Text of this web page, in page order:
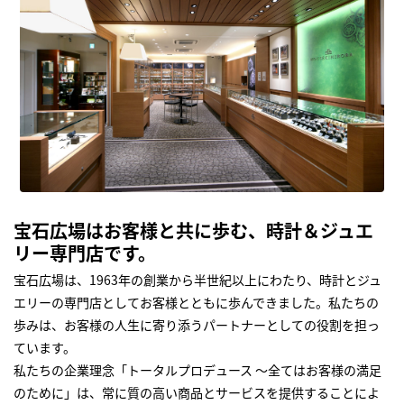
宝石広場はお客様と共に歩む、時計＆ジュエ
リー専門店です。
宝石広場は、1963年の創業から半世紀以上にわたり、時計とジュ
エリーの専門店としてお客様とともに歩んできました。私たちの
歩みは、お客様の人生に寄り添うパートナーとしての役割を担っ
ています。
私たちの企業理念「トータルプロデュース ～全てはお客様の満足
のために」は、常に質の高い商品とサービスを提供することによ